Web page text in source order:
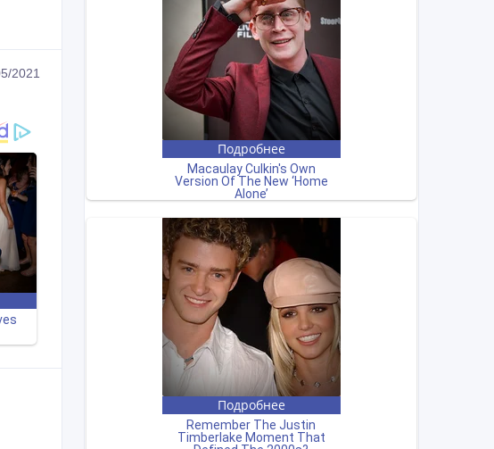
2021